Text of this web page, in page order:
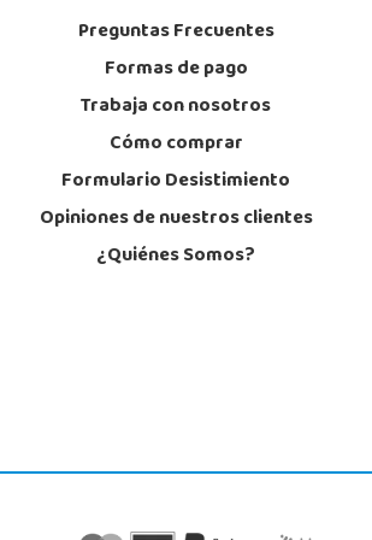
Preguntas Frecuentes
Formas de pago
Trabaja con nosotros
Cómo comprar
Formulario Desistimiento
Opiniones de nuestros clientes
¿Quiénes Somos?